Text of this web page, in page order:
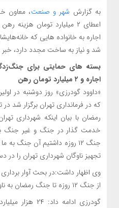
به گزارش شهر و صنعت، معاون
اجاره به خانواده هایی که
شد و نیاز به ساخت مجدد دارد، خبر
اجاره و ۲ میلیارد تومان رهن
«داوود گودرزی» روز دوشنبه در
که در فرمانداری تهران برگزار شد
رمضان با بیان اینکه شهرداری
خدمت گذار در جنگ و غیر جنگ به
جنگ ۱۲ روزه داشتیم آن جنگ
تجهیز ناوگان شهرداری تهران را در
از جنگ ۱۲ روزه تا جنگ رمضان به ناوگان شهرداری اضافه شد.
گودرزی ادامه